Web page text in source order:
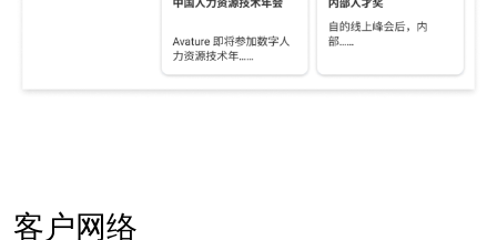
客户网络